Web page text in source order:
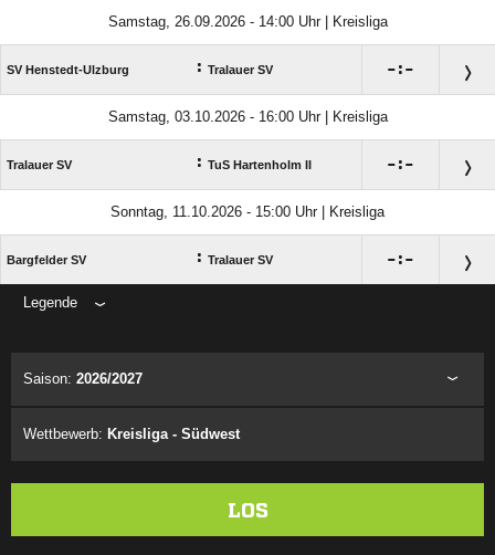
Samstag, 26.09.2026 - 14:00 Uhr | Kreisliga
SV Henstedt-Ulzburg : Tralauer SV :
Samstag, 03.10.2026 - 16:00 Uhr | Kreisliga
Tralauer SV : TuS Hartenholm II :
Sonntag, 11.10.2026 - 15:00 Uhr | Kreisliga
Bargfelder SV : Tralauer SV :
Legende
Saison: 2026/2027
Wettbewerb: Kreisliga - Südwest
LOS